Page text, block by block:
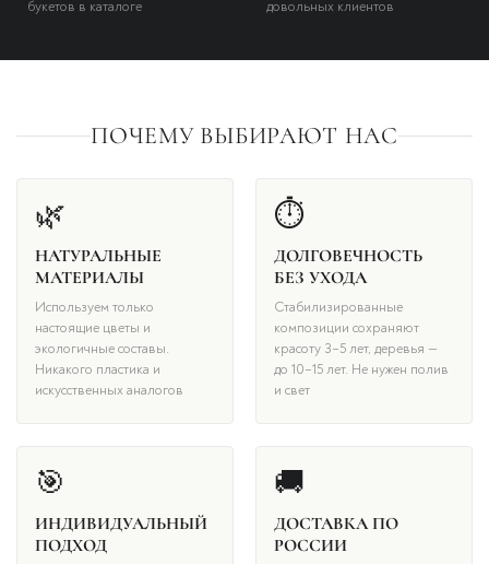
букетов в каталоге довольных клиентов
ПОЧЕМУ ВЫБИРАЮТ НАС
🌿
НАТУРАЛЬНЫЕ
МАТЕРИАЛЫ
Используем только
настоящие цветы и
экологичные составы.
Никакого пластика и
искусственных аналогов
⏱
ДОЛГОВЕЧНОСТЬ
БЕЗ УХОДА
Стабилизированные
композиции сохраняют
красоту 3–5 лет, деревья —
до 10–15 лет. Не нужен полив
и свет
🎯
ИНДИВИДУАЛЬНЫЙ
ПОДХОД
🚚
ДОСТАВКА ПО
РОССИИ